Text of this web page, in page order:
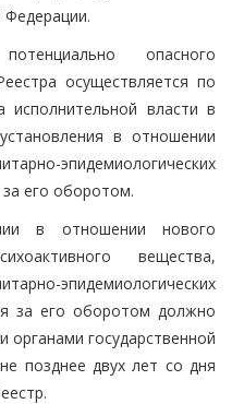
Федерации.
опасного
осуществляется по
исполнительной власти в
в отношении
эпидемиологических
его оборотом.
в отношении нового
вещества,
эпидемиологических
за его оборотом должно
государственной
позднее двух лет со дня